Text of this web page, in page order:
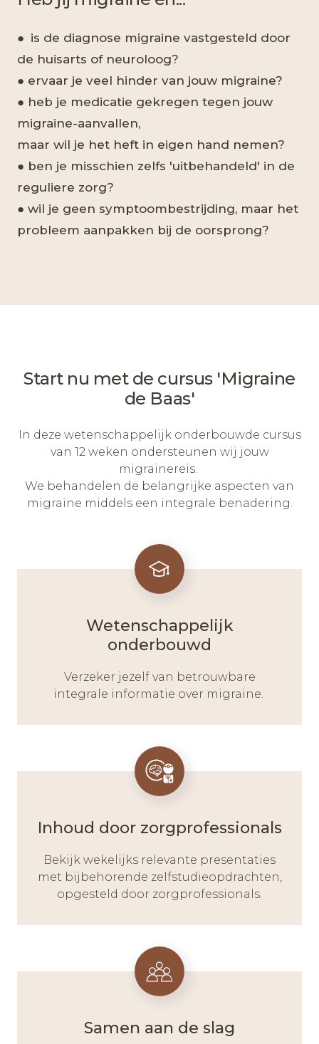
● is de diagnose migraine vastgesteld door
de huisarts of neuroloog?
● ervaar je veel hinder van jouw migraine?
● heb je medicatie gekregen tegen jouw
migraine-aanvallen,
maar wil je het heft in eigen hand nemen?
● ben je misschien zelfs 'uitbehandeld' in de
reguliere zorg?
● wil je geen symptoombestrijding, maar het
probleem aanpakken bij de oorsprong?
Start nu met de cursus 'Migraine
de Baas'
In deze wetenschappelijk onderbouwde cursus
van 12 weken ondersteunen wij jouw
migrainereis.
We behandelen de belangrijke aspecten van
migraine middels een integrale benadering.
Wetenschappelijk
onderbouwd
Verzeker jezelf van betrouwbare
integrale informatie over migraine.
Inhoud door zorgprofessionals
Bekijk wekelijks relevante presentaties
met bijbehorende zelfstudieopdrachten,
opgesteld door zorgprofessionals.
Samen aan de slag